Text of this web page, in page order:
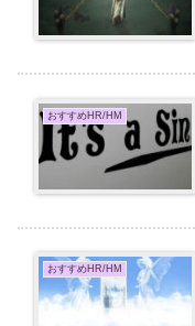
おすすめHR/HM
おすすめHR/HM